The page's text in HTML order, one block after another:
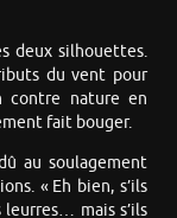
deux silhouettes.
du vent pour
contre nature en
fait bouger.
au soulagement
« Eh bien, s’ils
leurres… mais s’ils